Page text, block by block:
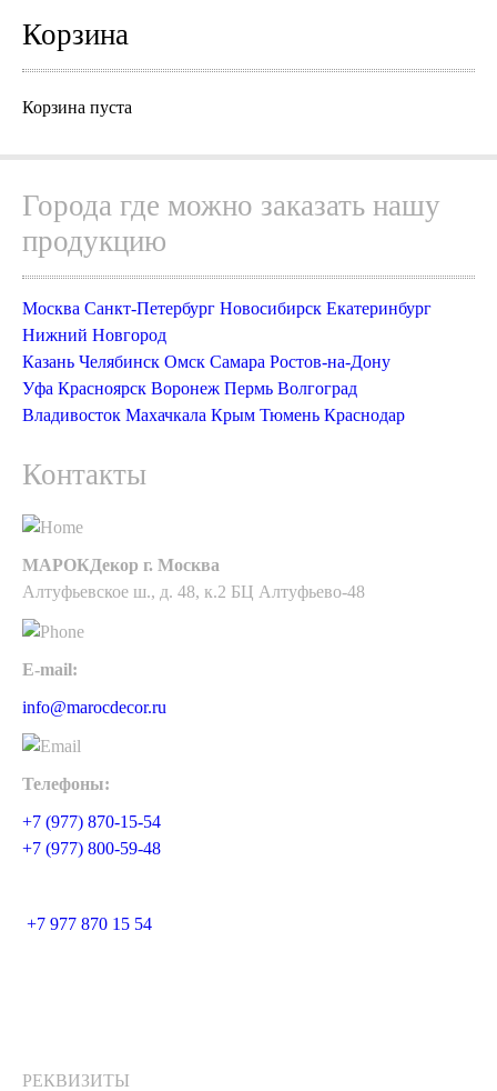
Корзина
Корзина пуста
Города где можно заказать нашу
продукцию
Москва Санкт-Петербург Новосибирск Екатеринбург
Нижний Новгород
Казань Челябинск Омск Самара Ростов-на-Дону
Уфа Красноярск Воронеж Пермь Волгоград
Владивосток Махачкала Крым Тюмень Краснодар
Контакты
МАРОКДекор г. Москва
Алтуфьевское ш., д. 48, к.2 БЦ Алтуфьево-48
E-mail:
info@marocdecor.ru
Телефоны:
+7 (977) 870-15-54
+7 (977) 800-59-48
+7 977 870 15 54
РЕКВИЗИТЫ